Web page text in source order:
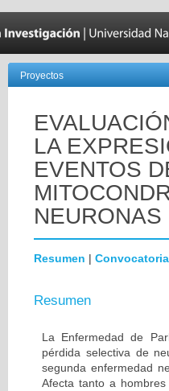
Proyectos
LA
EVENTOS
Resumen | Convocatoria
Resumen
La Enfermedad de
pérdida selectiva de
segunda enfermedad
Afecta tanto a